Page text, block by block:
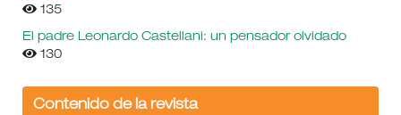
135
El padre Leonardo Castellani: un pensador olvidado
130
Contenido de la revista